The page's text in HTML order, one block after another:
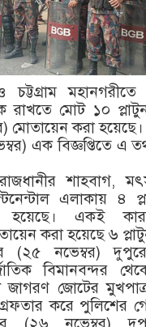
যৌনকর্মীর দালাল
সারজিস-
গুলশান থেকে
‘স্কুটি নাকি
সংবিধান
১৫২২ পুলিশ
খিলক্ষেত
দেশের ৬
চট্টগ্রাম
রাখতে মোট ১০
মোতায়েন করা হয়েছে।
এক বিজ্ঞপ্তিতে এ
শাহবাগ,
এলাকায় ৪
একই
করা হয়েছে ৬
(২৫ নভেম্বর)
বিমানবন্দর
জাগরণ জোটের
করে পুলিশের